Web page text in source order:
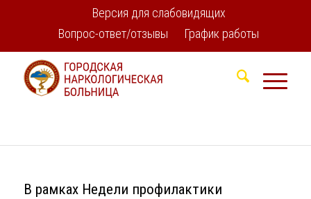
Версия для слабовидящих
Вопрос-ответ/отзывы
График работы
В рамках Недели профилактики